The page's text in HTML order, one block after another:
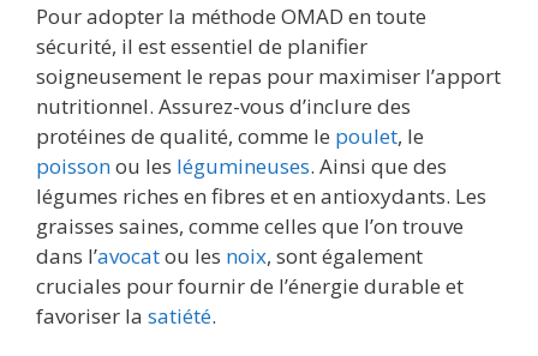
Pour adopter la méthode OMAD en toute
sécurité, il est essentiel de planifier
soigneusement le repas pour maximiser l’apport
nutritionnel. Assurez-vous d’inclure des
protéines de qualité, comme le poulet, le
poissonou les légumineuses. Ainsi que des
légumes riches en fibres et en antioxydants. Les
graisses saines, comme celles que l’on trouve
dans l’avocatou les noix, sont également
cruciales pour fournir de l’énergie durable et
favoriser la satiété.